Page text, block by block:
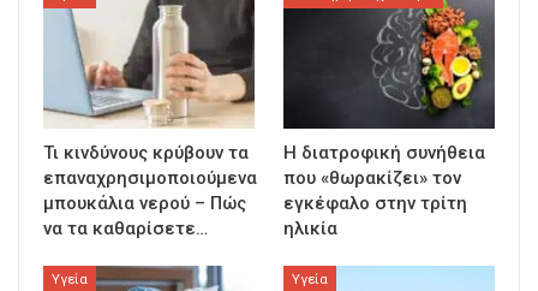
Τι κινδύνους κρύβουν τα
επαναχρησιμοποιούμενα
μπουκάλια νερού – Πώς
να τα καθαρίσετε…
Η διατροφική συνήθεια
που «θωρακίζει» τον
εγκέφαλο στην τρίτη
ηλικία
Υγεία Υγεία